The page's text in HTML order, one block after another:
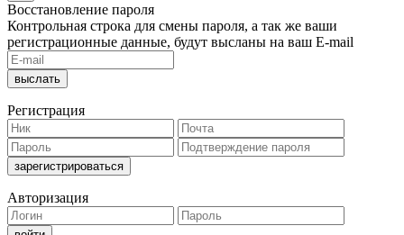
Восстановление пароля
Контрольная строка для смены пароля, а так же ваши
регистрационные данные, будут высланы на ваш E-mail
Регистрация
Авторизация